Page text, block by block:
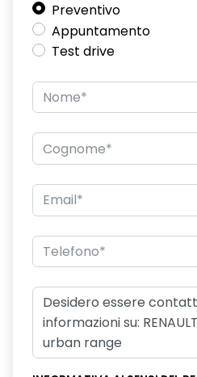
eCall funzionalità soggetta a
compatibilità 2G/3G o 4G/5G a
mantenimento della corsia
fari full LED
frenata rigenerativa a 2 livelli
HAR00
hill start assist assistenza alla
intelligent speed assistance ISA
kit gonfiaggio pneumatici
luce di retromarcia
luci diurne a LED
Preventivo
Appuntamento
Test drive